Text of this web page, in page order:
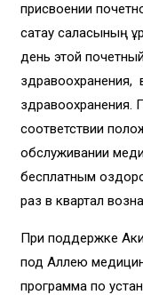
присвоении
сақтау саласының
день этой
здравоохранения,
здравоохранения.
соответствии
обслуживании
бесплатным
раз в квартал
При поддержке
под Аллею
программа по